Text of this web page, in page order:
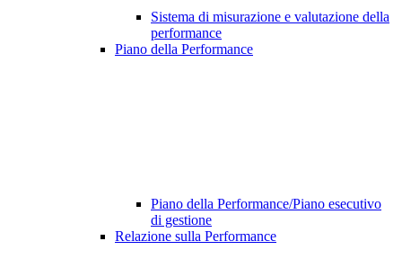
Sistema di misurazione e valutazione della
performance
Piano della Performance
Piano della Performance/Piano esecutivo
di gestione
Relazione sulla Performance